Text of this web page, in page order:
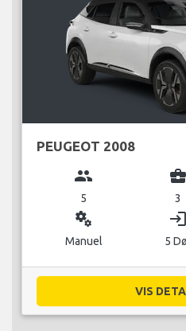
PEUGEOT 2008
group
5
business_center
3
miscellaneous_services
Manuel
login
5
VIS